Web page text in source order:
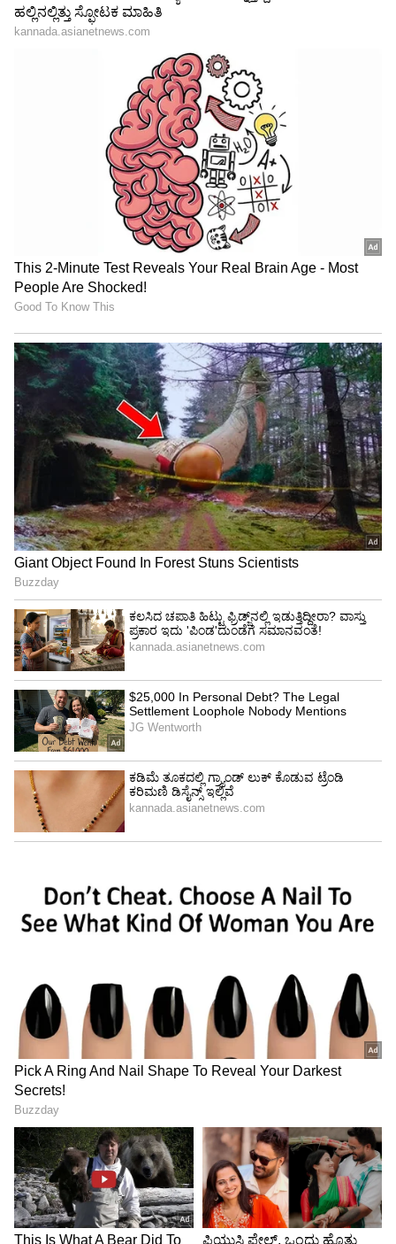
"ರಾಜಕೀಯ ಬೇಡ, ಸಿನಿಮಾನೇ ಪ್ರಾಣ":
ಕನಕೋತ್ಸವದಲ್ಲಿ ರಿಷಬ್ ಶೆಟ್ಟಿ | Rishab
Shetty speech | Suvarna News
ಶೇ.50 ರಿಂದ ಶೇ.18 ಕ್ಕೆ TAX ಇಳಿಕೆ: ಮೋದಿ-
ಟ್ರಂಪ್ ಐತಿಹಾಸಿಕ ಒಪ್ಪಂದ | India US
Trade Deal | Party Rounds